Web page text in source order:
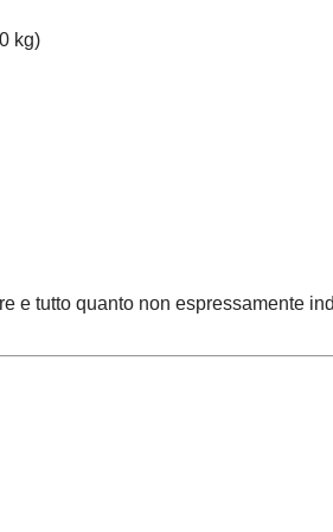
kg)
tutto quanto non espressamente